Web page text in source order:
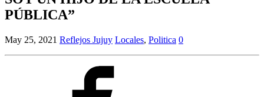
PÚBLICA”
May 25, 2021 Reflejos Jujuy Locales, Politica 0